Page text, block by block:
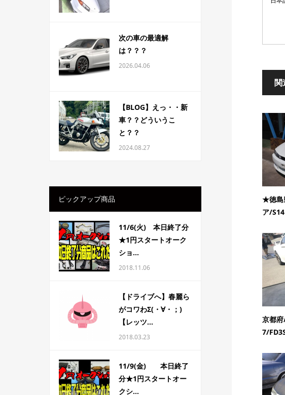
関
★徳
ア/S14
京都
7/
次の車の最適解
は？？？
2026.04.06
【BLOG】えっ・・新
車？？どういうこ
と？？
2024.08.27
ピックアップ商品
11/6(火) 本日終了分
★1円スタートオーク
ショ...
2018.11.06
【ドライブへ】春麗ら
がコワわΣ(・∀・；)
【レッツ...
2018.03.23
11/9(金) 本日終了
分★1円スタートオー
クシ...